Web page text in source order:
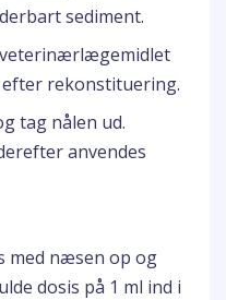
sediment.
veterinærlægemidlet
rekonstituering.
tag nålen ud.
anvendes
med næsen op og
dosis på 1 ml ind i